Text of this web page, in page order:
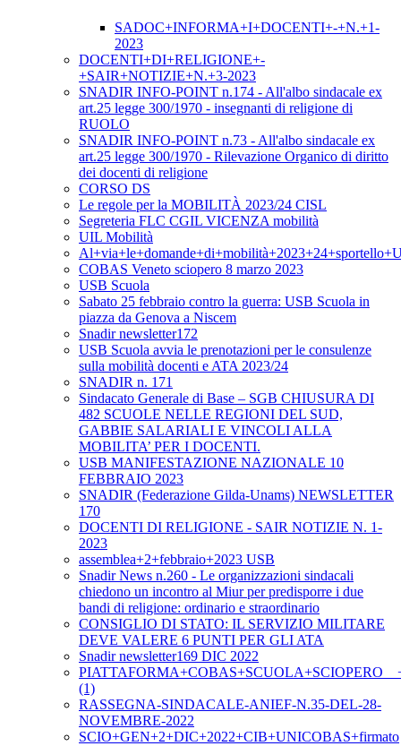
SADOC+INFORMA+I+DOCENTI+-+N.+1-
2023
DOCENTI+DI+RELIGIONE+-
+SAIR+NOTIZIE+N.+3-2023
SNADIR INFO-POINT n.174 - All'albo sindacale ex
art.25 legge 300/1970 - insegnanti di religione di
RUOLO
SNADIR INFO-POINT n.73 - All'albo sindacale ex
art.25 legge 300/1970 - Rilevazione Organico di diritto
dei docenti di religione
CORSO DS
Le regole per la MOBILITÀ 2023/24 CISL
Segreteria FLC CGIL VICENZA mobilità
UIL Mobilità
COBAS Veneto sciopero 8 marzo 2023
USB Scuola
Sabato 25 febbraio contro la guerra: USB Scuola in
piazza da Genova a Niscem
Snadir newsletter172
USB Scuola avvia le prenotazioni per le consulenze
sulla mobilità docenti e ATA 2023/24
SNADIR n. 171
Sindacato Generale di Base – SGB CHIUSURA DI
482 SCUOLE NELLE REGIONI DEL SUD,
GABBIE SALARIALI E VINCOLI ALLA
MOBILITA’ PER I DOCENTI.
USB MANIFESTAZIONE NAZIONALE 10
FEBBRAIO 2023
SNADIR (Federazione Gilda-Unams) NEWSLETTER
170
DOCENTI DI RELIGIONE - SAIR NOTIZIE N. 1-
2023
assemblea+2+febbraio+2023 USB
Snadir News n.260 - Le organizzazioni sindacali
chiedono un incontro al Miur per predisporre i due
bandi di religione: ordinario e straordinario
CONSIGLIO DI STATO: IL SERVIZIO MILITARE
DEVE VALERE 6 PUNTI PER GLI ATA
Snadir newsletter169 DIC 2022
(1)
RASSEGNA-SINDACALE-ANIEF-N.35-DEL-28-
NOVEMBRE-2022
SCIO+GEN+2+DIC+2022+CIB+UNICOBAS+firmato